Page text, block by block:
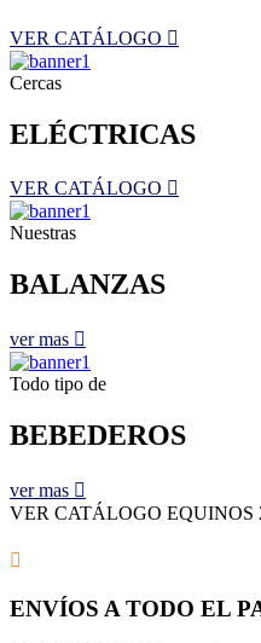
VER CATÁLOGO
Cercas
ELÉCTRICAS
VER CATÁLOGO
Nuestras
BALANZAS
ver mas
Todo tipo de
BEBEDEROS
ver mas
VER CATÁLOGO EQUINOS
ENVÍOS A TODO EL